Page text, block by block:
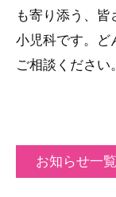
も寄り添う、
小児科です。ど
ご相談ください。
お知らせ一